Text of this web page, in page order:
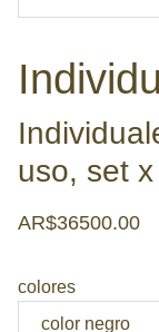
uso, set
AR$36500.00
colores